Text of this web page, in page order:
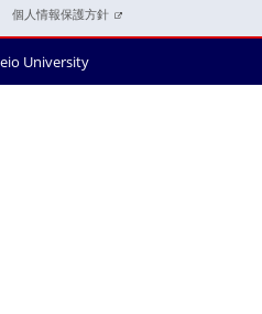
個人情報保護方針
University